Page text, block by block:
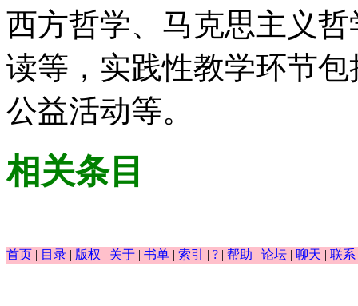
西方哲学、马克思主义
读等，实践性教学环节
公益活动等。
相关条目
首页 | 目录 | 版权 | 关于 | 书单 | 索引 | ? | 帮助 | 论坛 | 聊天 | 联系